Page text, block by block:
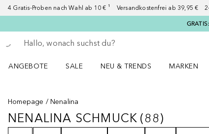
4 Gratis-Proben nach Wahl ab 10 € ¹ Versandkostenfrei ab 39,95 €
Gehe zurück
Suche ausführen
ANGEBOTE
SALE
NEU & TRENDS
MARKEN
Homepage Nenalina
NENALINA SCHMUCK88
NENALINA SCHMUCK (88)